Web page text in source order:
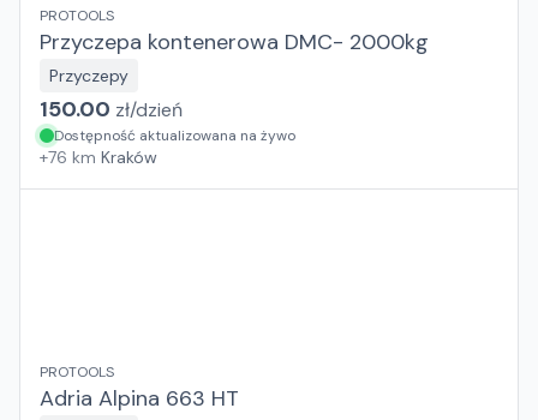
PROTOOLS
Przyczepa kontenerowa DMC- 2000kg
Przyczepy
150.00 zł/dzień
Dostępność aktualizowana na żywo
+76 km Kraków
PROTOOLS
Adria Alpina 663 HT